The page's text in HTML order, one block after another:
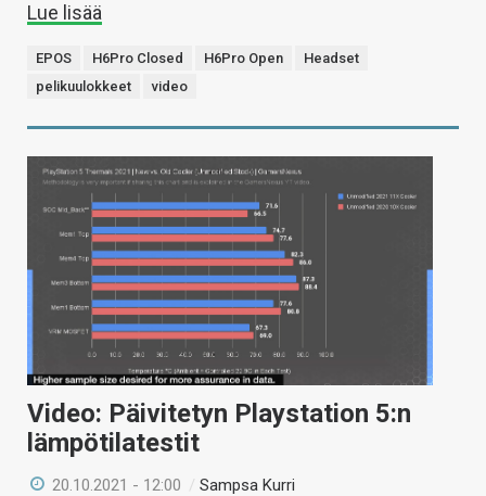
Lue lisää
EPOS H6Pro Closed H6Pro Open
Headset
pelikuulokkeet
video
Video: Päivitetyn Playstation 5:n
lämpötilatestit
20.10.2021 - 12:00 /Sampsa Kurri